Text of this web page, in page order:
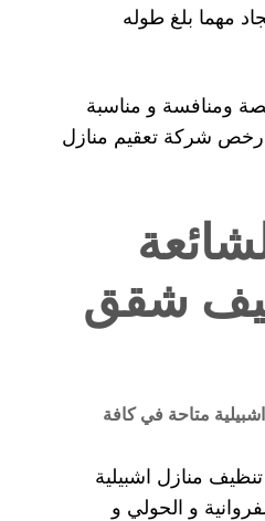
مهما بلغ طوله
ومنافسة و مناسبة
أرخص شركة تعقيم منازل
شقق
متاحة في كافة
تنظيف منازل اشبيلية
و الحولي و